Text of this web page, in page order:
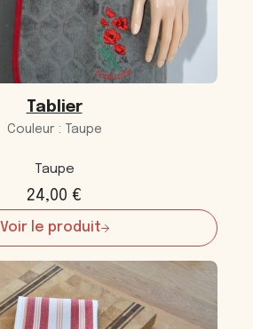
Tablier
Couleur : Taupe
Taupe
24,00 €
Voir le produit
:
Tablier